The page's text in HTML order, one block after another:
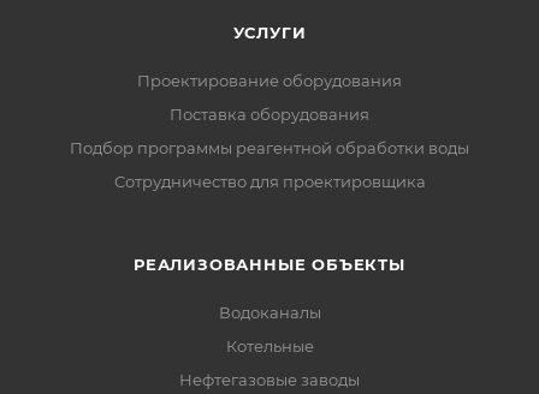
УСЛУГИ
Проектирование оборудования
Поставка оборудования
Подбор программы реагентной обработки воды
Сотрудничество для проектировщика
РЕАЛИЗОВАННЫЕ ОБЪЕКТЫ
Водоканалы
Котельные
Нефтегазовые заводы